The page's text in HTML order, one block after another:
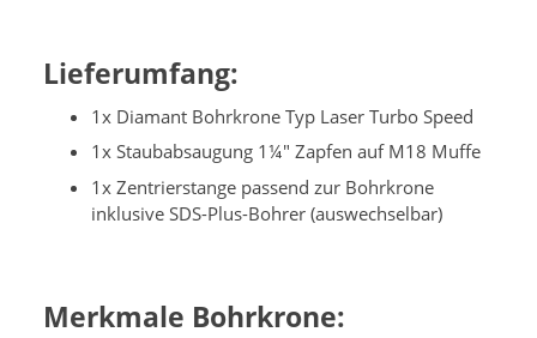
Lieferumfang:
1x Diamant Bohrkrone Typ Laser Turbo Speed
1x Staubabsaugung 1¼" Zapfen auf M18 Muffe
1x Zentrierstange passend zur Bohrkrone
inklusive SDS-Plus-Bohrer (auswechselbar)
Merkmale Bohrkrone: